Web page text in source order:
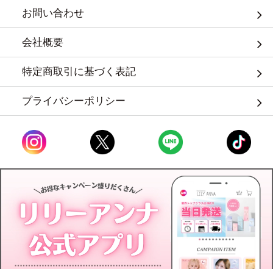
お問い合わせ
会社概要
特定商取引に基づく表記
プライバシーポリシー